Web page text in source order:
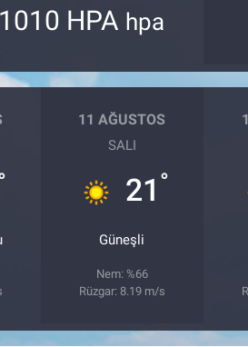
1010 HPA hpa
11 AĞUSTOS
SALI
21 °
Güneşli
Nem: %66
Rüzgar: 8.19 m/s